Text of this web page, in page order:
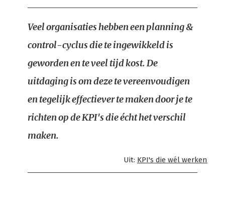
Veel organisaties hebben een planning &
control-cyclus die te ingewikkeld is
geworden en te veel tijd kost. De
uitdaging is om deze te vereenvoudigen
en tegelijk effectiever te maken door je te
richten op de KPI's die écht het verschil
maken.
Uit: KPI's die wél werken